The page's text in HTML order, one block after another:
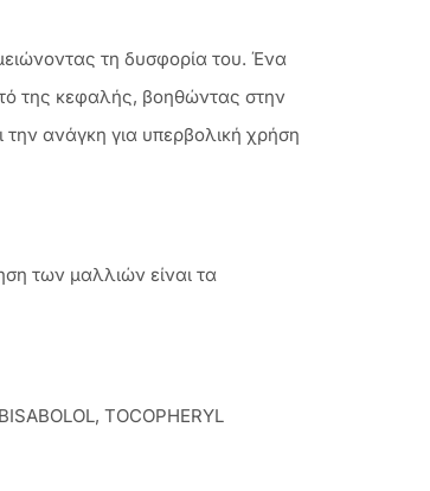
τη δυσφορία του. Ένα
της κεφαλής, βοηθώντας στην
την ανάγκη για υπερβολική χρήση
των μαλλιών είναι τα
TOCOPHERYL